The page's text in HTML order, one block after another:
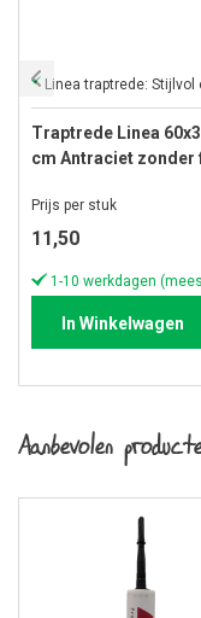
Traptrede Linea
cm Antraciet zonder
Prijs per stuk
11,50
In Winkelwagen
Aanbevolen